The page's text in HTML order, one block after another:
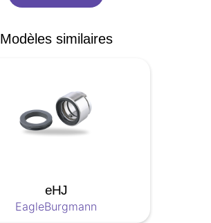
Modèles similaires
eHJ
EagleBurgmann